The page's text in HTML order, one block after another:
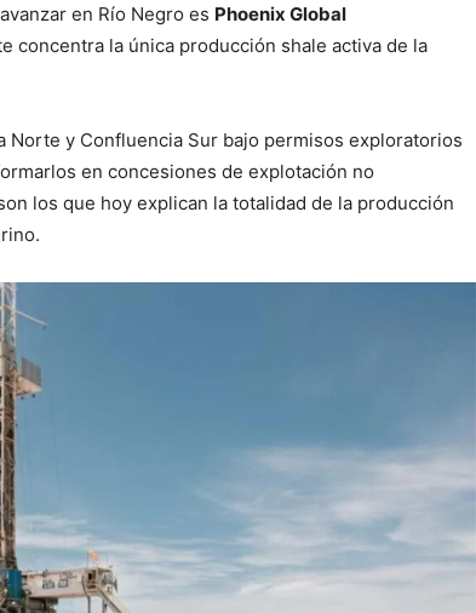
en Río Negro es Phoenix Global
concentra la única producción shale activa de la
Norte y Confluencia Sur bajo permisos exploratorios
en concesiones de explotación no
los que hoy explican la totalidad de la producción